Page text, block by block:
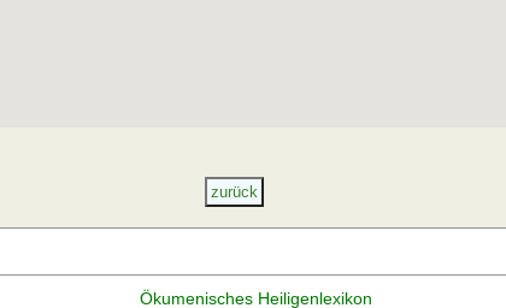
Ökumenisches Heiligenlexikon